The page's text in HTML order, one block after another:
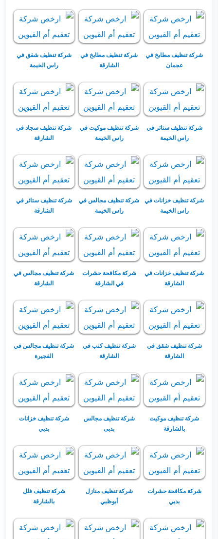
شركة تنظيف مطابخ في
عجمان
شركة تنظيف مطابخ في
الشارقة
شركة تنظيف شقق في
راس الخيمة
شركة تنظيف ستائر في
راس الخيمة
شركة تنظيف موكيت في
راس الخيمة
شركة تنظيف سجاد في
الشارقة
شركة تنظيف خزانات في
راس الخيمة
شركة تنظيف مجالس في
راس الخيمة
شركة تنظيف ستائر في
الشارقة
شركة تنظيف خزانات في
الشارقة
شركة مكافحة حشرات
في الشارقة
شركة تنظيف مجالس في
الشارقة
شركة تنظيف شقق في
الشارقة
شركة تنظيف كنب في
الشارقة
شركة تنظيف مجالس في
الفجيرة
شركة تنظيف موكيت
بالشارقة
شركة تنظيف مجالس
بدبى
شركة تنظيف خزانات
بدبي
شركة مكافحة حشرات
بدبي
شركة تنظيف منازل
أبوظبي
شركة تنظيف فلل
بالشارقة